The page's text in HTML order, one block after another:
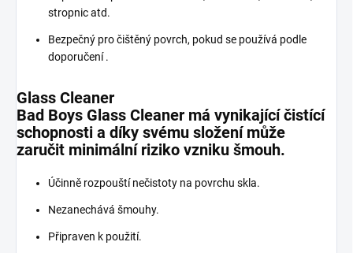
stropnic atd.
Bezpečný pro čištěný povrch, pokud se používá podle
doporučení .
Glass Cleaner
Bad Boys Glass Cleaner má vynikající čistící
schopnosti a díky svému složení může
zaručit minimální riziko vzniku šmouh.
Účinně rozpouští nečistoty na povrchu skla.
Nezanechává šmouhy.
Připraven k použití.